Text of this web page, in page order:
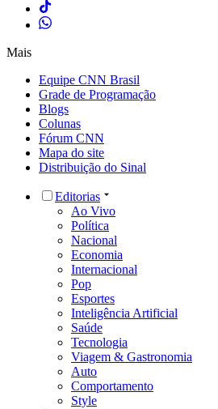
Mais
Equipe CNN Brasil
Grade de Programação
Blogs
Colunas
Fórum CNN
Mapa do site
Distribuição do Sinal
Editorias
Ao Vivo
Política
Nacional
Economia
Internacional
Pop
Esportes
Inteligência Artificial
Saúde
Tecnologia
Viagem & Gastronomia
Auto
Comportamento
Style